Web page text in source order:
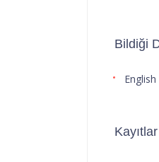
Bildiği
English
Kayıtlar